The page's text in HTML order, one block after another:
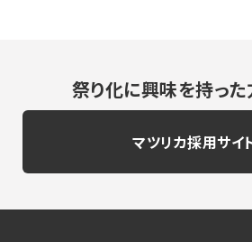
祭り化に興味を持った
マツリカ採用サイ